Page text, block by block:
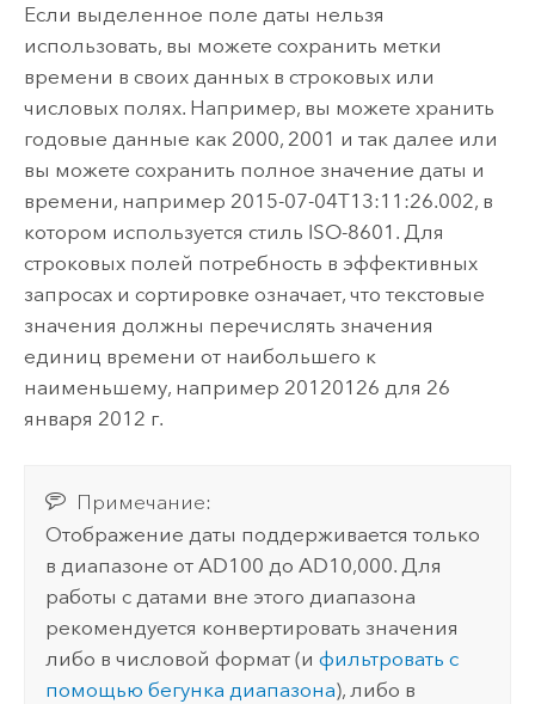
Если выделенное поле даты нельзя
использовать, вы можете сохранить метки
времени в своих данных в строковых или
числовых полях. Например, вы можете хранить
годовые данные как 2000, 2001 и так далее или
вы можете сохранить полное значение даты и
времени, например 2015-07-04T13:11:26.002, в
котором используется стиль ISO-8601. Для
строковых полей потребность в эффективных
запросах и сортировке означает, что текстовые
значения должны перечислять значения
единиц времени от наибольшего к
наименьшему, например 20120126 для 26
января 2012 г.
Примечание:
Отображение даты поддерживается только
в диапазоне от AD100 до AD10,000. Для
работы с датами вне этого диапазона
рекомендуется конвертировать значения
либо в числовой формат (ифильтровать с
помощью бегунка диапазона), либо в